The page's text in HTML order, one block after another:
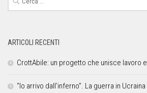
ARTICOLI RECENTI
CrottAbile: un progetto che unisce lavoro
“Io arrivo dall’inferno”. La guerra in